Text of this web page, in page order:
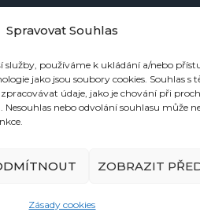
Spravovat Souhlas
služby, používáme k ukládání a/nebo
jako jsou soubory cookies. Souhlas s
údaje, jako je chování při
nebo odvolání souhlasu může
ZOBRAZIT
Zásady cookies